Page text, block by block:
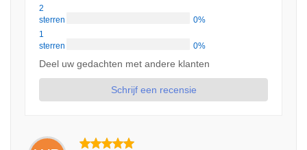
2
sterren
0%
1
sterren
0%
Deel uw gedachten met andere klanten
Schrijf een recensie